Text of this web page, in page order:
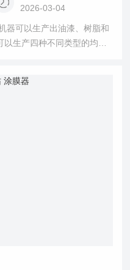
2026-03-04
生产四种不同类型的均匀